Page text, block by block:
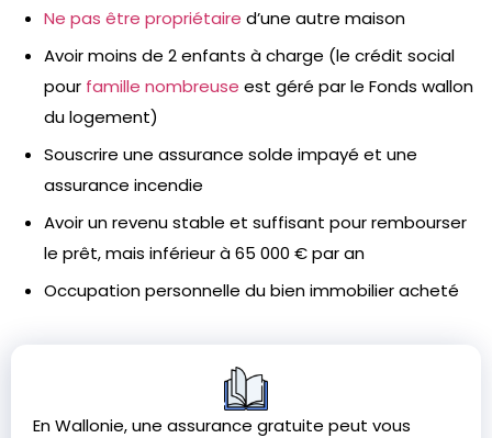
Ne pas être propriétaire d’une autre maison
Avoir moins de 2 enfants à charge (le crédit social
pour famille nombreuse est géré par le Fonds wallon
du logement)
Souscrire une assurance solde impayé et une
assurance incendie
Avoir un revenu stable et suffisant pour rembourser
le prêt, mais inférieur à 65 000 € par an
Occupation personnelle du bien immobilier acheté
En Wallonie, une assurance gratuite peut vous